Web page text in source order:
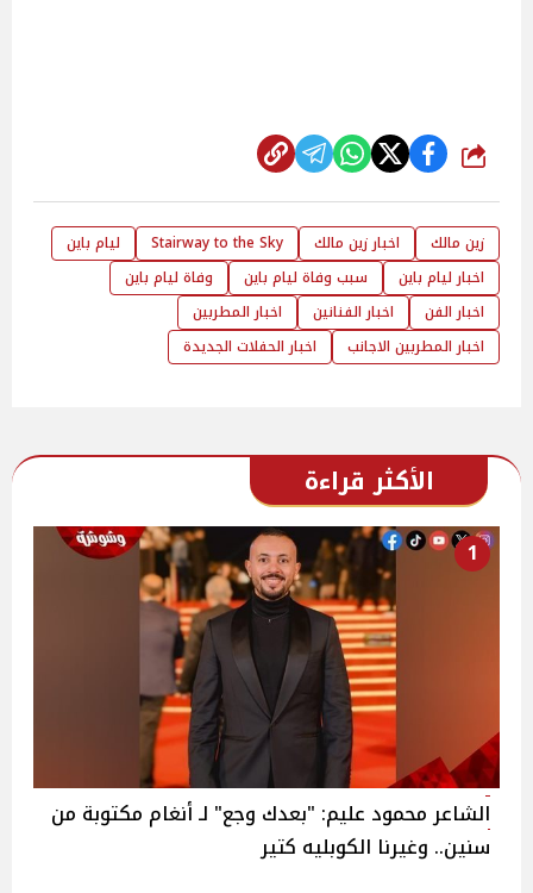
شارك
زين مالك اخبار زين مالك Stairway to the Sky
ليام باين
اخبار ليام باين
سبب وفاة ليام باين
وفاة ليام باين
اخبار الفن
اخبار الفنانين
اخبار المطربين
اخبار المطربين الاجانب
اخبار الحفلات الجديدة
الأكثر قراءة
1
الشاعر محمود عليم: "بعدك وجع" لـ أنغام مكتوبة من
سنين.. وغيرنا الكوبليه كتير